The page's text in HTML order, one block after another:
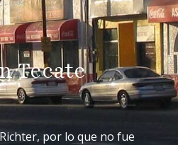
Tecate
por lo que no fue